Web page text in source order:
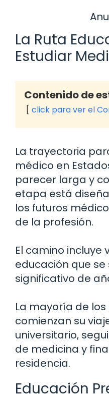
La Ruta
Estudiar
Contenido de
click para ver el
La trayectoria
médico en
parecer larga y
etapa está
los futuros
de la profesión.
El camino incluye
educación que
significativo de
La mayoría de
comienzan su
universitario,
de medicina y
residencia.
Educación